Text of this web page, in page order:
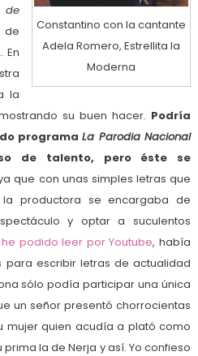
Constantino con la cantante
Adela Romero, Estrellita la
Moderna
de
En
la
su buen hacer. Podría
programaLa Parodia Nacional
de talento, pero éste se
que con unas simples letras que
productora se encargaba de
y optar a suculentos
podido leer por Youtube, había
escribir letras de actualidad
sólo podía participar una única
un señor presentó chorrocientas
mujer quien acudía a plató como
la de Nerja y así. Yo confieso